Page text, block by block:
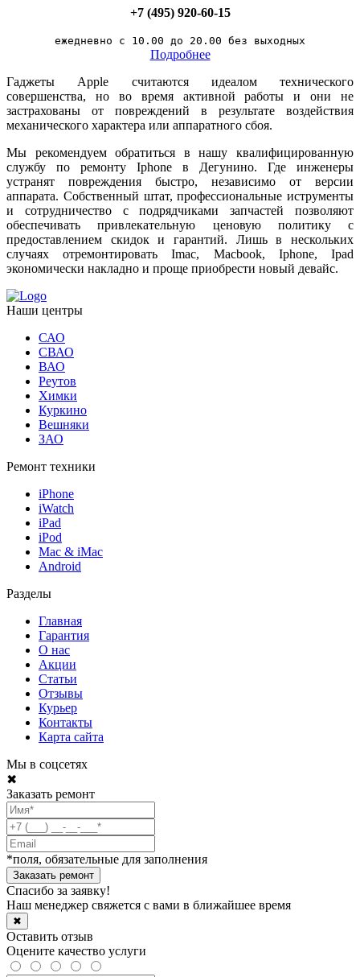
+7 (495) 920-60-15
ежедневно с 10.00 до 20.00 без выходных
Подробнее
Гаджеты Apple считаются идеалом технического
совершенства, но во время активной работы и они не
застрахованы от повреждений в результате воздействия
механического характера или аппаратного сбоя.
Мы рекомендуем обратиться в нашу квалифицированную
службу по ремонту Iphone в Дегунино. Где инженеры
устранят повреждения быстро, независимо от версии
аппарата. Собственный штат, профессиональные иструменты
и сотрудничество с подрядчиками запчастей позволяют
обеспечивать привлекательную ценовую политику с
предоставлением скидок и гарантий. Лишь в нескольких
случаях отремонтировать Imac, Macbook, Iphone, Ipad
экономически накладно и проще приобрести новый девайс.
Наши центры
САО
СВАО
ВАО
Реутов
Химки
Куркино
Вешняки
ЗАО
Ремонт техники
iPhone
iWatch
iPad
iPod
Mac & iMac
Android
Разделы
Главная
Гарантия
О нас
Акции
Статьи
Отзывы
Курьер
Контакты
Карта сайта
Мы в соцсетях
✖
Заказать ремонт
*поля, обязательные для заполнения
Спасибо за заявку!
Наш менеджер свяжется с вами в ближайшее время
✖
Оставить отзыв
Оцените качество услуги